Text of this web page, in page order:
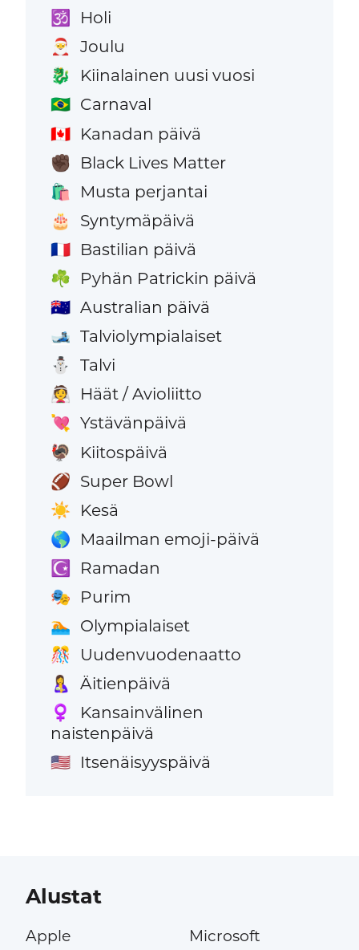
🕉️ Holi
🎅 Joulu
🐉 Kiinalainen uusi vuosi
🇧🇷 Carnaval
🇨🇦 Kanadan päivä
✊🏿 Black Lives Matter
🛍️ Musta perjantai
🎂 Syntymäpäivä
🇫🇷 Bastilian päivä
☘️ Pyhän Patrickin päivä
🇦🇺 Australian päivä
🎿 Talviolympialaiset
⛄ Talvi
👰 Häät / Avioliitto
💘 Ystävänpäivä
🦃 Kiitospäivä
🏈 Super Bowl
☀️ Kesä
🌎 Maailman emoji-päivä
☪️ Ramadan
🎭 Purim
🏊 Olympialaiset
🎊 Uudenvuodenaatto
🤱 Äitienpäivä
♀️
Kansainvälinen
naistenpäivä
🇺🇸 Itsenäisyyspäivä
Alustat
Apple
Microsoft